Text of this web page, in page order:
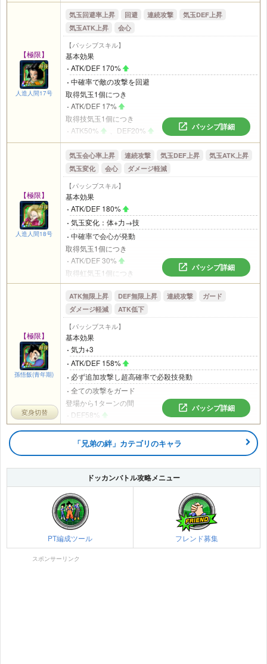
ATK/DEF 100%
高確率で敵の攻撃を回避
2番目か3番目にいるとき
回避率20%
高確率で必殺技が追加発動
【極限】
人造人間17号
気玉回避率上昇 回避 連続攻撃
気玉DEF上昇
気玉ATK上昇
会心
【パッシブスキル】
基本効果
ATK/DEF 170%
中確率で敵の攻撃を回避
取得気玉1個につき
ATK/DEF 17%
取得技気玉1個につき
ATK50%
、DEF20%
攻撃時
DEF50%
取得虹気玉1個につき
回避率17%
(最大50%)
自身の他に攻撃参加中の
るとき
必ず追加攻撃し超高確率で必殺技発動
自身の他に攻撃参加中の｢頭脳戦｣カテゴリの味方がいると
き
必ず会心が発動
パッシブ詳細
【極限】
人造人間18号
気玉会心率上昇 連続攻撃 気玉DEF上昇
気玉ATK上昇
気玉変化
会心 ダメージ軽減
【パッシブスキル】
基本効果
ATK/DEF 180%
気玉変化：体+力→技
中確率で会心が発動
取得気玉1個につき
ATK/DEF 30%
取得虹気玉1個につき
会心率18%
(最大50%)
攻撃を受けるとき
DEF50%
自身の他に攻撃参加中の
るとき
必ず追加攻撃し高確率で必殺技が発動
自身の他に攻撃参加中の｢頭脳戦｣カテゴリの味方がいると
き
ダメージ軽減率35%
パッシブ詳細
【極限】
孫悟飯(青年期)
ATK無限上昇 DEF無限上昇 連続攻撃
ガード
ダメージ軽減
ATK低下
【パッシブスキル】
基本効果
気力+3
ATK/DEF 158%
必ず追加攻撃し超高確率で必殺技発動
全ての攻撃をガード
登場から1ターンの間
DEF58%
ダメージ軽減率30%
バトル中自身が3回以上攻撃すると
必ず追加攻撃し超高確率で必殺技発動
ATK58%
3ターンの間、更にATK58%
パッシブ詳細
変身切替
「兄弟の絆」カテゴリのキャラ
ドッカンバトル攻略メニュー
PT編成ツール フレンド募集
スポンサーリンク